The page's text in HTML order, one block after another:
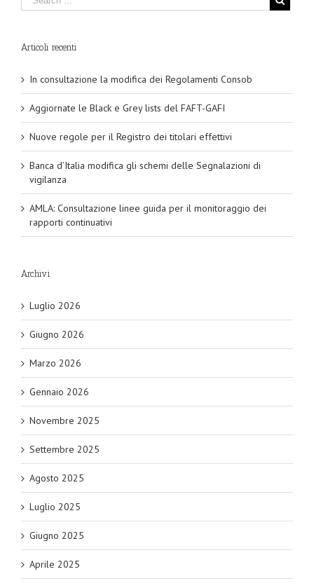
Articoli recenti
In consultazione la modifica dei Regolamenti Consob
Aggiornate le Black e Grey lists del FAFT-GAFI
Nuove regole per il Registro dei titolari effettivi
Banca d’Italia modifica gli schemi delle Segnalazioni di
vigilanza
AMLA: Consultazione linee guida per il monitoraggio dei
rapporti continuativi
Archivi
Luglio 2026
Giugno 2026
Marzo 2026
Gennaio 2026
Novembre 2025
Settembre 2025
Agosto 2025
Luglio 2025
Giugno 2025
Aprile 2025